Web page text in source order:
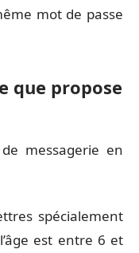
mot de passe
que propose
messagerie en
spécialement
est entre 6 et